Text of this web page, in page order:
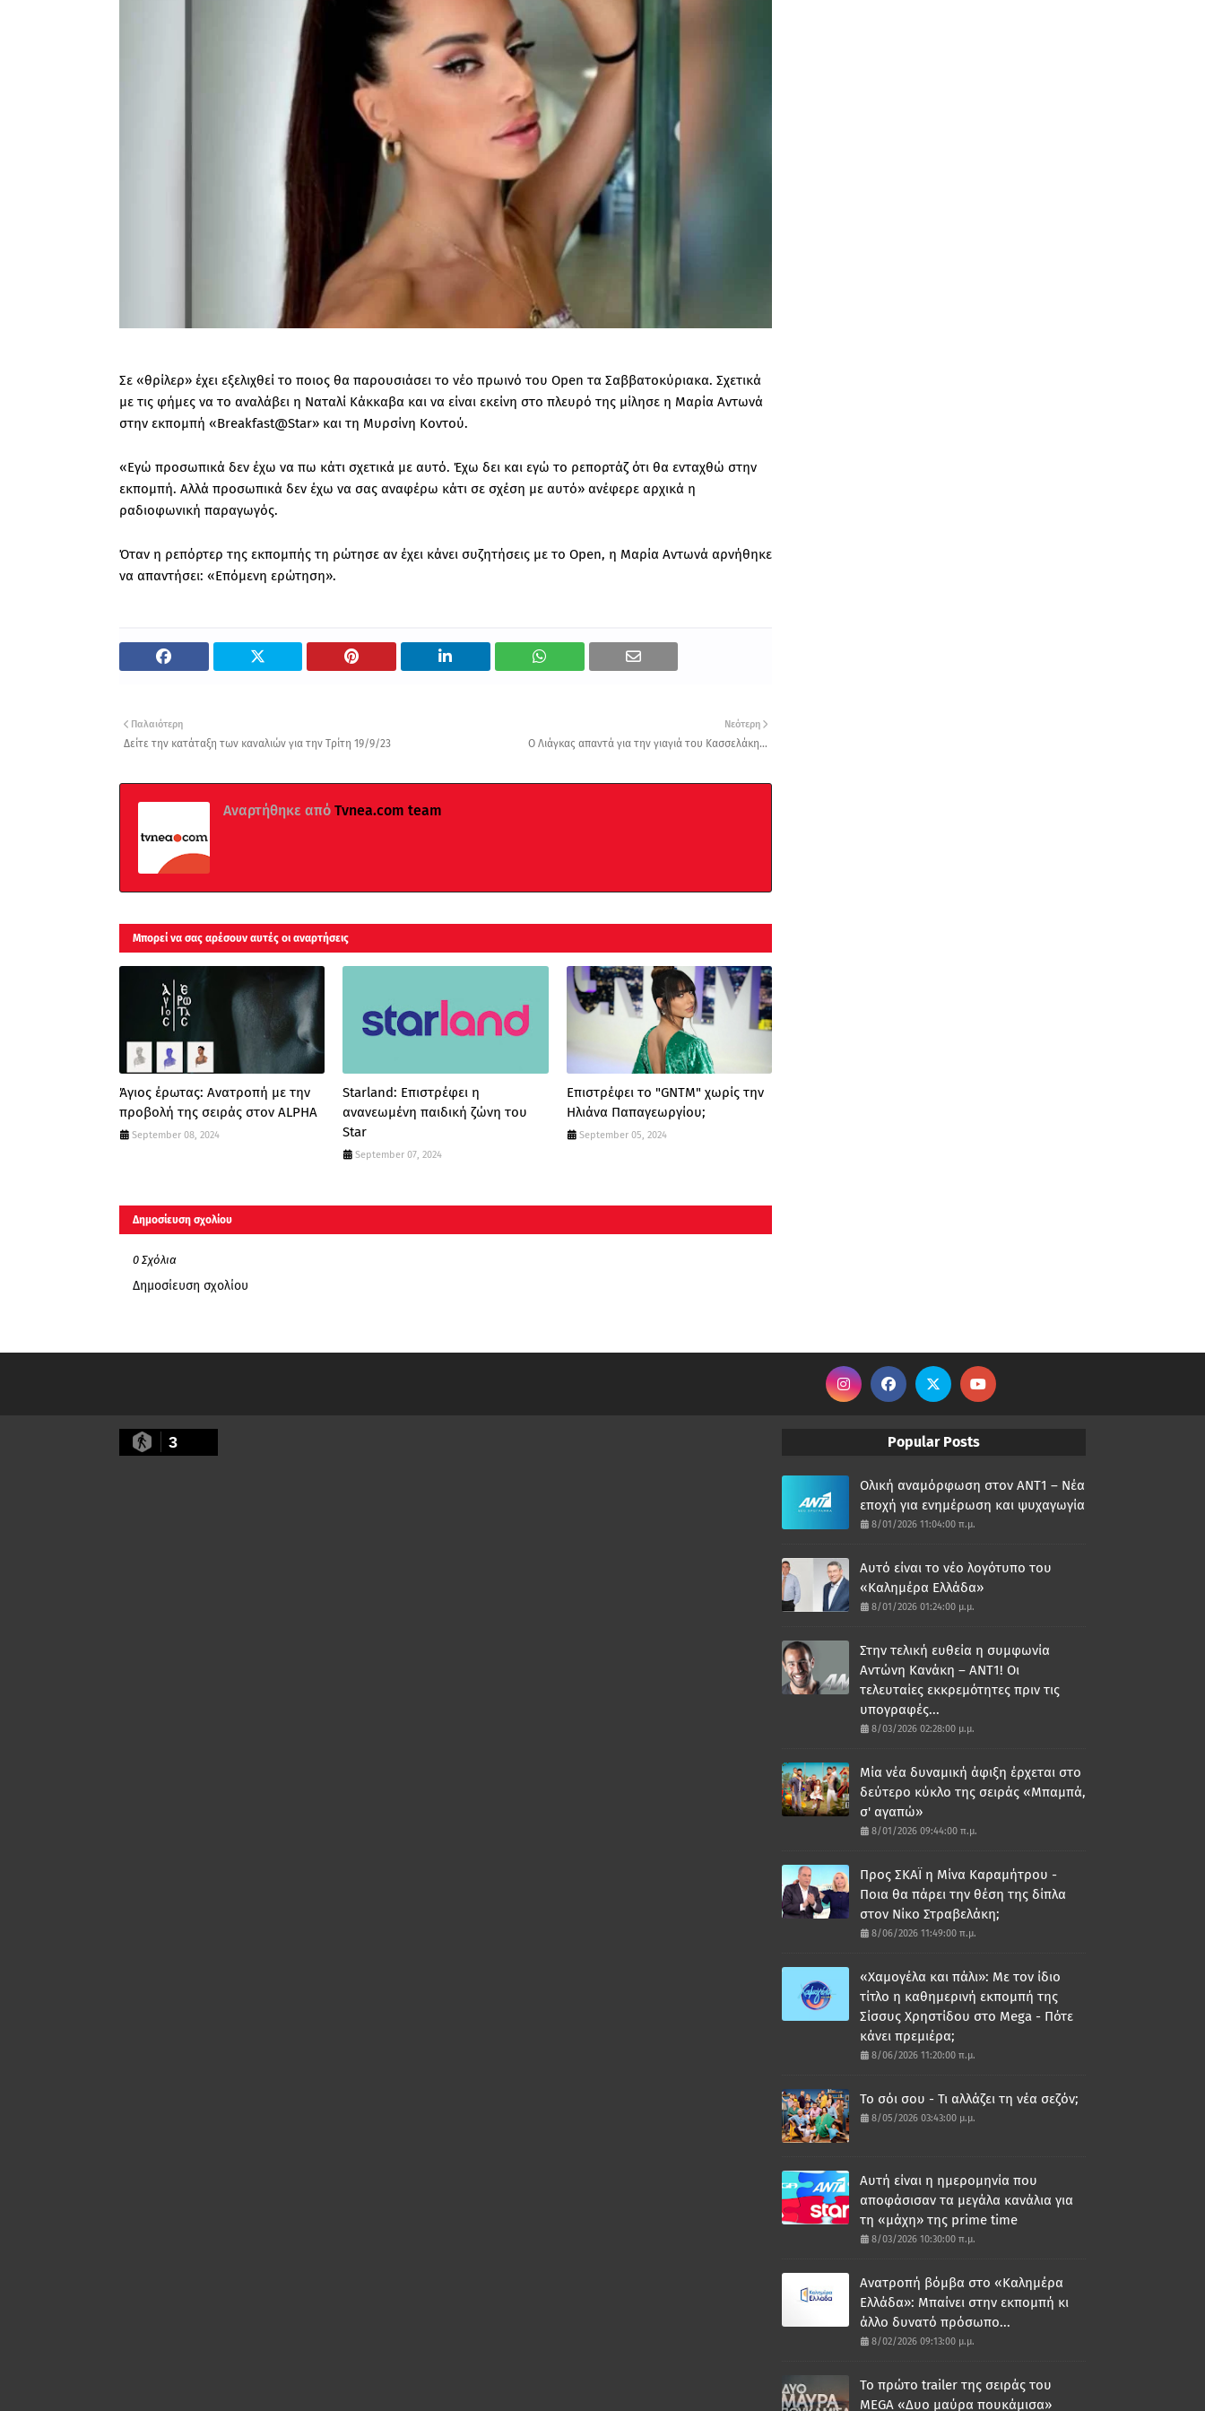
Σε «θρίλερ» έχει εξελιχθεί το ποιος θα παρουσιάσει το νέο πρωινό του Open τα Σαββατοκύριακα. Σχετικά
με τις φήμες να το αναλάβει η Ναταλί Κάκκαβα και να είναι εκείνη στο πλευρό της μίλησε η Μαρία Αντωνά
στην εκπομπή «Breakfast@Star» και τη Μυρσίνη Κοντού.
«Εγώ προσωπικά δεν έχω να πω κάτι σχετικά με αυτό. Έχω δει και εγώ το ρεπορτάζ ότι θα ενταχθώ στην
εκπομπή. Αλλά προσωπικά δεν έχω να σας αναφέρω κάτι σε σχέση με αυτό» ανέφερε αρχικά η
ραδιοφωνική παραγωγός.
Όταν η ρεπόρτερ της εκπομπής τη ρώτησε αν έχει κάνει συζητήσεις με το Open, η Μαρία Αντωνά αρνήθηκε
να απαντήσει: «Επόμενη ερώτηση».
Νεότερη
Ο Λιάγκας απαντά για την γιαγιά του Κασσελάκη...
Παλαιότερη
Δείτε την κατάταξη των καναλιών για την Τρίτη 19/9/23
Αναρτήθηκε από Τvnea.com team
Μπορεί να σας αρέσουν αυτές οι αναρτήσεις
Άγιος έρωτας: Ανατροπή με την
προβολή της σειράς στον ALPHA
September 08, 2024
Starland: Επιστρέφει η
ανανεωμένη παιδική ζώνη του
Star
September 07, 2024
Επιστρέφει το "GNTM" χωρίς την
Ηλιάνα Παπαγεωργίου;
September 05, 2024
Δημοσίευση σχολίου
0 Σχόλια
Δημοσίευση σχολίου
3 Popular Posts
Ολική αναμόρφωση στον ΑΝΤ1 – Νέα
εποχή για ενημέρωση και ψυχαγωγία
8/01/2026 11:04:00 π.μ.
Αυτό είναι το νέο λογότυπο του
«Καλημέρα Ελλάδα»
8/01/2026 01:24:00 μ.μ.
Στην τελική ευθεία η συμφωνία
Αντώνη Κανάκη – ΑΝΤ1! Οι
τελευταίες εκκρεμότητες πριν τις
υπογραφές...
8/03/2026 02:28:00 μ.μ.
Μία νέα δυναμική άφιξη έρχεται στο
δεύτερο κύκλο της σειράς «Μπαμπά,
σ' αγαπώ»
8/01/2026 09:44:00 π.μ.
Προς ΣΚΑΪ η Μίνα Καραμήτρου -
Ποια θα πάρει την θέση της δίπλα
στον Νίκο Στραβελάκη;
8/06/2026 11:49:00 π.μ.
«Χαμογέλα και πάλι»: Με τον ίδιο
τίτλο η καθημερινή εκπομπή της
Σίσσυς Χρηστίδου στο Mega - Πότε
κάνει πρεμιέρα;
8/06/2026 11:20:00 π.μ.
Το σόι σου - Τι αλλάζει τη νέα σεζόν;
8/05/2026 03:43:00 μ.μ.
Αυτή είναι η ημερομηνία που
αποφάσισαν τα μεγάλα κανάλια για
τη «μάχη» της prime time
8/03/2026 10:30:00 π.μ.
Ανατροπή βόμβα στο «Καλημέρα
Ελλάδα»: Μπαίνει στην εκπομπή κι
άλλο δυνατό πρόσωπο...
8/02/2026 09:13:00 μ.μ.
Το πρώτο trailer της σειράς του
MEGA «Δυο μαύρα πουκάμισα»